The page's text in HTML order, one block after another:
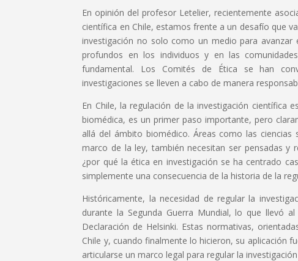
En opinión del profesor Letelier, recientemente
científica en Chile, estamos frente a un desafío que
investigación no solo como un medio para
profundos en los individuos y en las
fundamental. Los Comités de Ética se han
investigaciones se lleven a cabo de manera
En Chile, la regulación de la investigación científica
biomédica, es un primer paso importante, pero
allá del ámbito biomédico. Áreas como las
marco de la ley, también necesitan ser pensadas y
¿por qué la ética en investigación se ha centrado
simplemente una consecuencia de la historia de la
Históricamente, la necesidad de regular la
durante la Segunda Guerra Mundial, lo que llevó
Declaración de Helsinki. Estas normativas,
Chile y, cuando finalmente lo hicieron, su aplicación
articularse un marco legal para regular la